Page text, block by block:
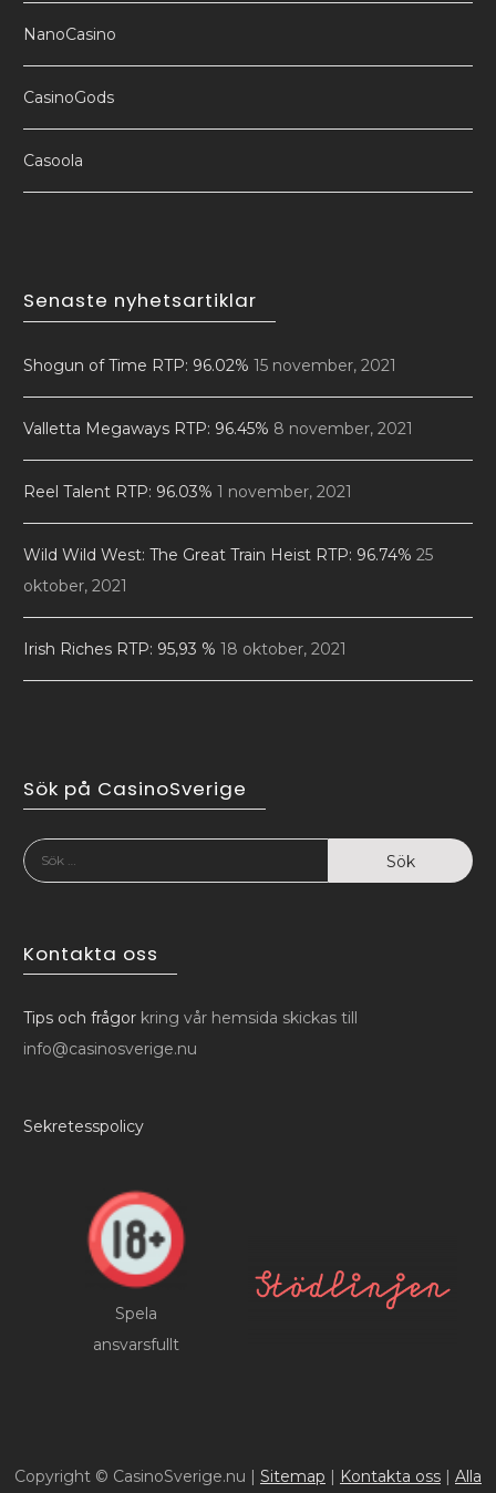
NanoCasino
CasinoGods
Casoola
Senaste nyhetsartiklar
Shogun of Time RTP: 96.02% 15 november, 2021
Valletta Megaways RTP: 96.45% 8 november, 2021
Reel Talent RTP: 96.03% 1 november, 2021
Wild Wild West: The Great Train Heist RTP: 96.74% 25
oktober, 2021
Irish Riches RTP: 95,93 % 18 oktober, 2021
Sök på CasinoSverige
Sök
efter:
Kontakta oss
Tips och frågor kring vår hemsida skickas till
info@casinosverige.nu
Sekretesspolicy
Spela
ansvarsfullt
Copyright © CasinoSverige.nu | Sitemap | Kontakta oss | Alla